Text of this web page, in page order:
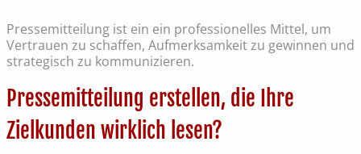
Pressemitteilung ist ein ein professionelles Mittel, um
Vertrauen zu schaffen, Aufmerksamkeit zu gewinnen und
strategisch zu kommunizieren.
Pressemitteilung erstellen, die Ihre
Zielkunden wirklich lesen?